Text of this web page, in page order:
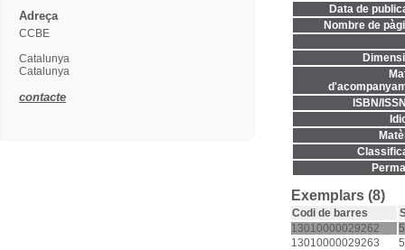
Data de
Nombre de
ISBN/
Exemplars (8)
Codi de barres
13010000029262
13010000029263
Adreça
CCBE
Catalunya
Catalunya
contacte